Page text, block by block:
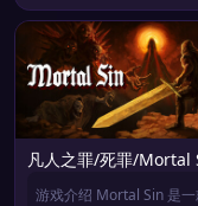
凡人之罪/死罪/Mortal
游戏介绍 Mortal Sin 是